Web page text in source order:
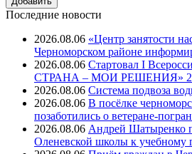
Последние новости
2026.08.06 «Центр занятости
Черноморском районе
2026.08.06 Стартовал I
СТРАНА – МОИ РЕШЕНИЯ»
2026.08.06 Система подвоза
2026.08.06 В посёлке
позаботились о ветеране-
2026.08.06 Андрей Шатыренко
Оленевской школы к учебному